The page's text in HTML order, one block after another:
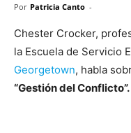
Por Patricia Canto -
Chester Crocker,
la Escuela de Servicio
Georgetown, habla
“Gestión del Conflicto”.